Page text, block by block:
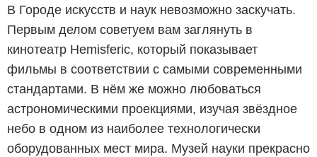
В Городе искусств и наук невозможно заскучать.
Первым делом советуем вам заглянуть в
кинотеатр Hemisferic, который показывает
фильмы в соответствии с самыми современными
стандартами. В нём же можно любоваться
астрономическими проекциями, изучая звёздное
небо в одном из наиболее технологически
оборудованных мест мира. Музей науки прекрасно